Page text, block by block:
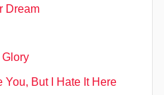
Dream
You, But I Hate It Here